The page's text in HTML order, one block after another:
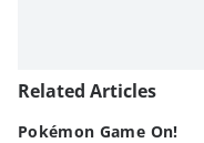
Related Articles
Pokémon Game On!